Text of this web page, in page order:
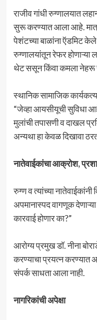
राजीव गांधी रुग्णालयात
सुरू करण्यात आला आहे.
पेशंटच्या बाळांना ऍडमिट
रुग्णालयांतून रेफर होणाऱ्या
थेट ससून किंवा कमला नेहरू
स्थानिक सामाजिक
“जेव्हा आयसीयूची सुविधा
मुलांची तपासणी व दाखल
अन्यथा हा केवळ दिखावा
नातेवाईकांचा आक्रोश,
रुग्ण व त्यांच्या
अपमानास्पद वागणूक
कारवाई होणार का?”
आरोग्य प्रमुख डॉ. नीना
करण्याचा प्रयत्न करण्यात
संपर्क साधता आला नाही.
नागरिकांची अपेक्षा